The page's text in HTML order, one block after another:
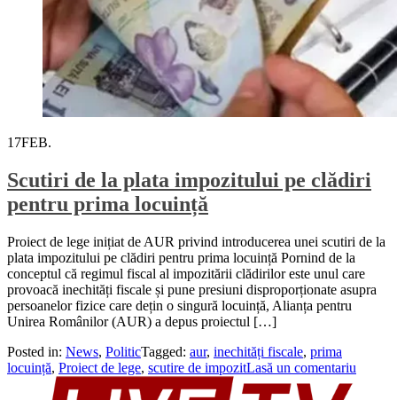
17FEB.
Scutiri de la plata impozitului pe clădiri
pentru prima locuință
Proiect de lege inițiat de AUR privind introducerea unei scutiri de la
plata impozitului pe clădiri pentru prima locuință Pornind de la
conceptul că regimul fiscal al impozitării clădirilor este unul care
provoacă inechități fiscale și pune presiuni disproporționate asupra
persoanelor fizice care dețin o singură locuință, Alianța pentru
Unirea Românilor (AUR) a depus proiectul […]
Posted in: News, PoliticTagged: aur, inechități fiscale, prima
locuință, Proiect de lege, scutire de impozitLasă un comentariu